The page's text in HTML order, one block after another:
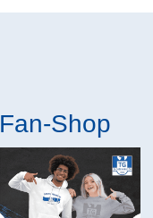
Fan-Shop